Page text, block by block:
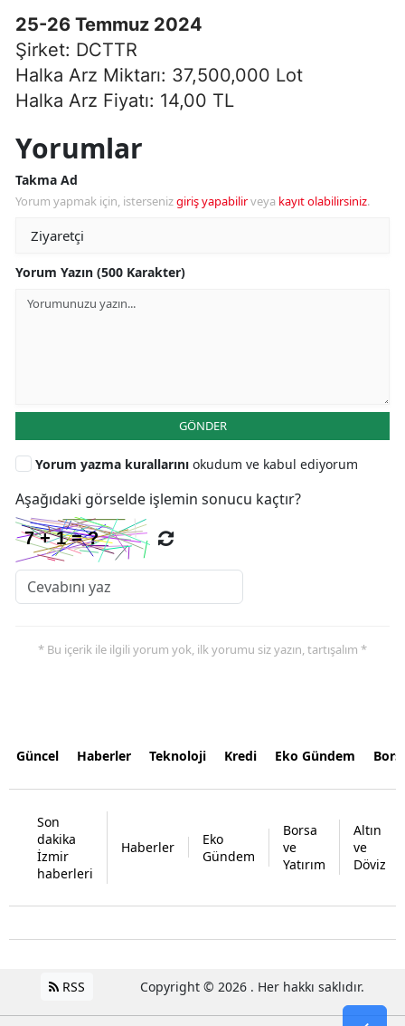
25-26 Temmuz 2024
Şirket: DCTTR
Halka Arz Miktarı: 37,500,000 Lot
Halka Arz Fiyatı: 14,00 TL
Yorumlar
Takma Ad
Yorum yapmak için, istersenizgiriş yapabilirveya kayıt olabilirsiniz.
Yorum Yazın (500 Karakter)
GÖNDER
Yorum yazma kurallarını okudum ve kabul ediyorum
Aşağıdaki görselde işlemin sonucu kaçtır?
* Bu içerik ile ilgili yorum yok, ilk yorumu siz yazın, tartışalım *
Güncel Haberler Teknoloji Kredi Eko Gündem
Son
dakika
İzmir
haberleri
Haberler
Eko
Gündem
Borsa
ve
Yatırım
Altın
ve
Döviz
RSS Copyright © 2026 . Her hakkı saklıdır.